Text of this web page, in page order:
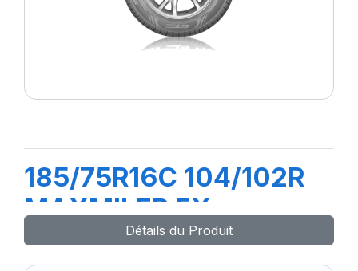
185/75R16C 104/102R
MAXMILER EX
Détails du Produit